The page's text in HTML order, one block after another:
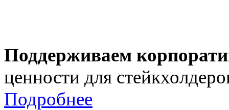
Поддерживаем
ценности для
Подробнее